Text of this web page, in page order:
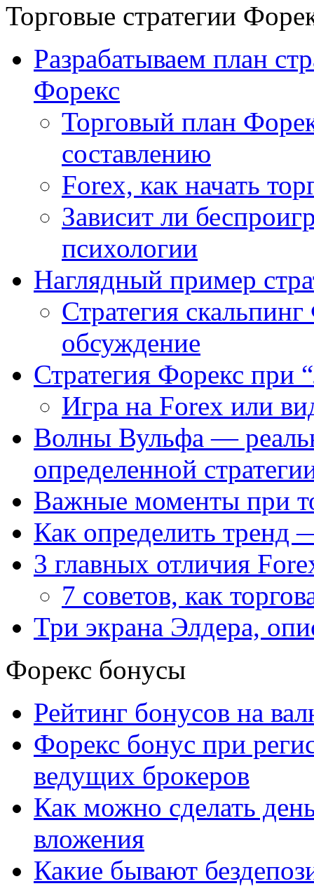
Торговые стратегии
Разрабатываем план
Форекс
Торговый план
составлению
Forex, как начать
Зависит ли
психологии
Наглядный пример
Стратегия
обсуждение
Стратегия Форекс при
Игра на Forex или
Волны Вульфа —
определенной
Важные моменты при
Как определить тренд
3 главных отличия
7 советов, как
Три экрана Элдера,
Форекс бонусы
Рейтинг бонусов на
Форекс бонус при
ведущих брокеров
Как можно сделать
вложения
Какие бывают